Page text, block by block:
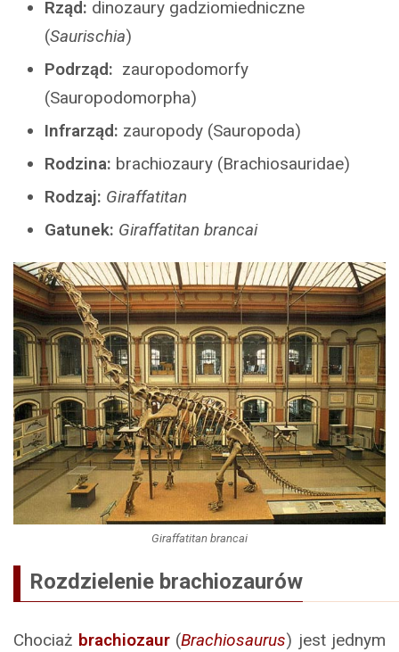
Rząd: dinozaury gadziomiedniczne
(Saurischia)
Podrząd: zauropodomorfy
(Sauropodomorpha)
Infrarząd: zauropody (Sauropoda)
Rodzina: brachiozaury (Brachiosauridae)
Rodzaj: Giraffatitan
Gatunek: Giraffatitan brancai
Giraffatitan brancai
Rozdzielenie brachiozaurów
Chociaż brachiozaur(Brachiosaurus) jest jednym